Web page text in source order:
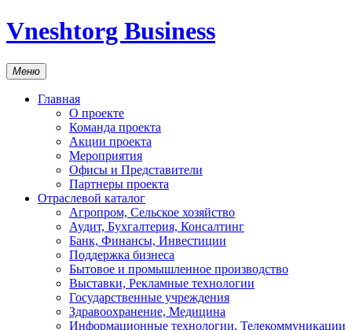
Vneshtorg Business
Меню
Главная
О проекте
Команда проекта
Акции проекта
Мероприятия
Офисы и Представители
Партнеры проекта
Отраслевой каталог
Агропром, Сельское хозяйство
Аудит, Бухгалтерия, Консалтинг
Банк, Финансы, Инвестиции
Поддержка бизнеса
Бытовое и промышленное производство
Выставки, Рекламные технологии
Государственные учреждения
Здравоохранение, Медицина
Информационные технологии, Телекоммуникации